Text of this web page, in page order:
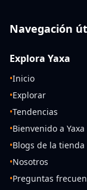
Navegación
Explora Yaxa
•Inicio
•Explorar
•Tendencias
•Bienvenido a Yaxa
•Blogs de la tienda
•Nosotros
•Preguntas